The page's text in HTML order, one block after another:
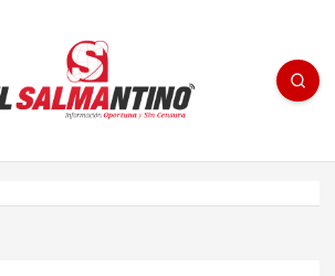
- medios/noticias/editorial